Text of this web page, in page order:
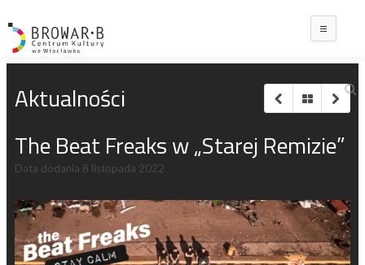
Aktualności
The Beat Freaks w „Starej Remizie”
Data dodania 8 listopada 2022